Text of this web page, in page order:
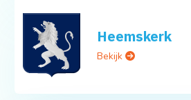
Heemskerk
Bekijk